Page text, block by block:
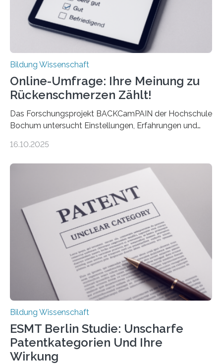
Bildung Wissenschaft
Online-Umfrage: Ihre Meinung zu
Rückenschmerzen Zählt!
Das Forschungsprojekt BACKCamPAIN der Hochschule
Bochum untersucht Einstellungen, Erfahrungen und
gehören zu den häufigsten gesundheitlichen
Rückenschmerzen denken und welche Erfahrungen sie
damit gemacht haben, kann entscheidend
beeinflussen, wie Schmerzen verlaufen und welche
Therapien wirken. Diese individuellen Überzeugungen
stehen im Mittelpunkt einer aktuellen Studie der
Hochschule Bochum. Im Rahmen des
Promotionsprojekts „BACKCamPAIN“ führt die
Doktorandin Deborah Jost (Hochschule Bochum,
Promotionskolleg NRW) derzeit eine Online-Umfrage
durch. Ziel ist es, herauszufinden,…
16.10.2025
Bildung Wissenschaft
ESMT Berlin Studie: Unscharfe
Patentkategorien Und Ihre
Wirkung